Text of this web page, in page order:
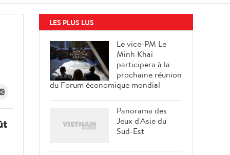
LES PLUS LUS
Le vice-PM Le
Minh Khai
participera à la
prochaine réunion
du Forum économique mondial
Panorama des
Jeux d'Asie du
Sud-Est